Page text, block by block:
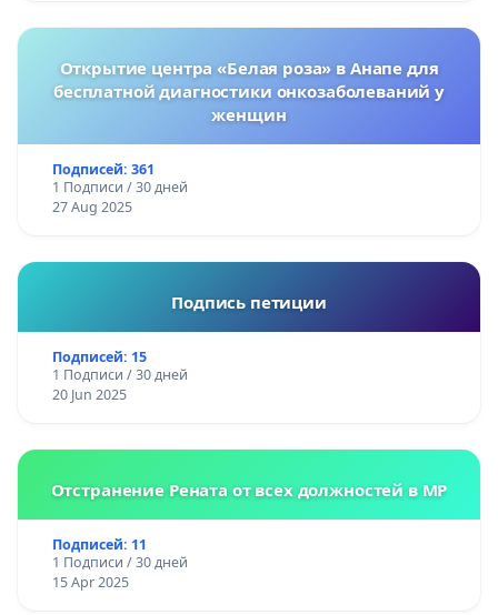
Открытие центра «Белая роза» в Анапе для
бесплатной диагностики онкозаболеваний у
женщин
Подписей: 361
1 Подписи / 30 дней
27 Aug 2025
Подпись петиции
Подписей: 15
1 Подписи / 30 дней
20 Jun 2025
Отстранение Рената от всех должностей в МР
Подписей: 11
1 Подписи / 30 дней
15 Apr 2025